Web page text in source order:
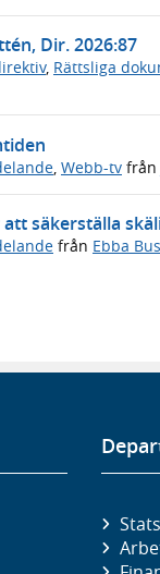
Dir. 2026:87
, Rättsliga
Webb-tv från
säkerställa
från Ebba